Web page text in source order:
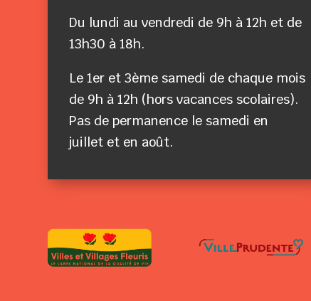
Du lundi au vendredi de 9h à 12h et de
13h30 à 18h.
Le 1er et 3ème samedi de chaque mois
de 9h à 12h (hors vacances scolaires).
Pas de permanence le samedi en
juillet et en août.